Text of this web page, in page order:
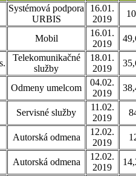
Systémová podpora
URBIS
16.01.
2019
Mobil
16.01.
2019
Telekomunikačné
služby
18.01.
2019
Odmeny umelcom
04.02.
2019
Servisné služby
11.02.
2019
Autorská odmena
12.02.
2019
Autorská odmena
12.02.
2019